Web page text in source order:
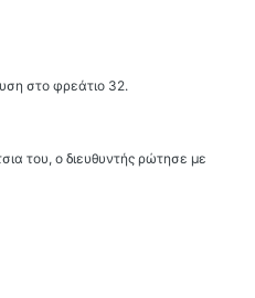
στο φρεάτιο 32.
του, ο διευθυντής ρώτησε με